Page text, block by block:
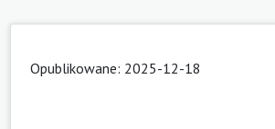
Opublikowane: 2025-12-18